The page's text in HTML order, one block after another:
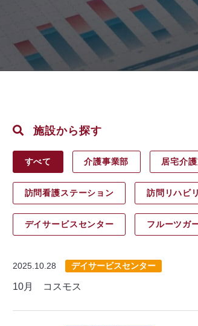
施設から探す
すべて 介護事業部 居宅介
訪問看護ステーション 訪問リハビリ
デイサービスセンター フルーツガ
2025.10.28 デイサービスセンター
10月 コスモス